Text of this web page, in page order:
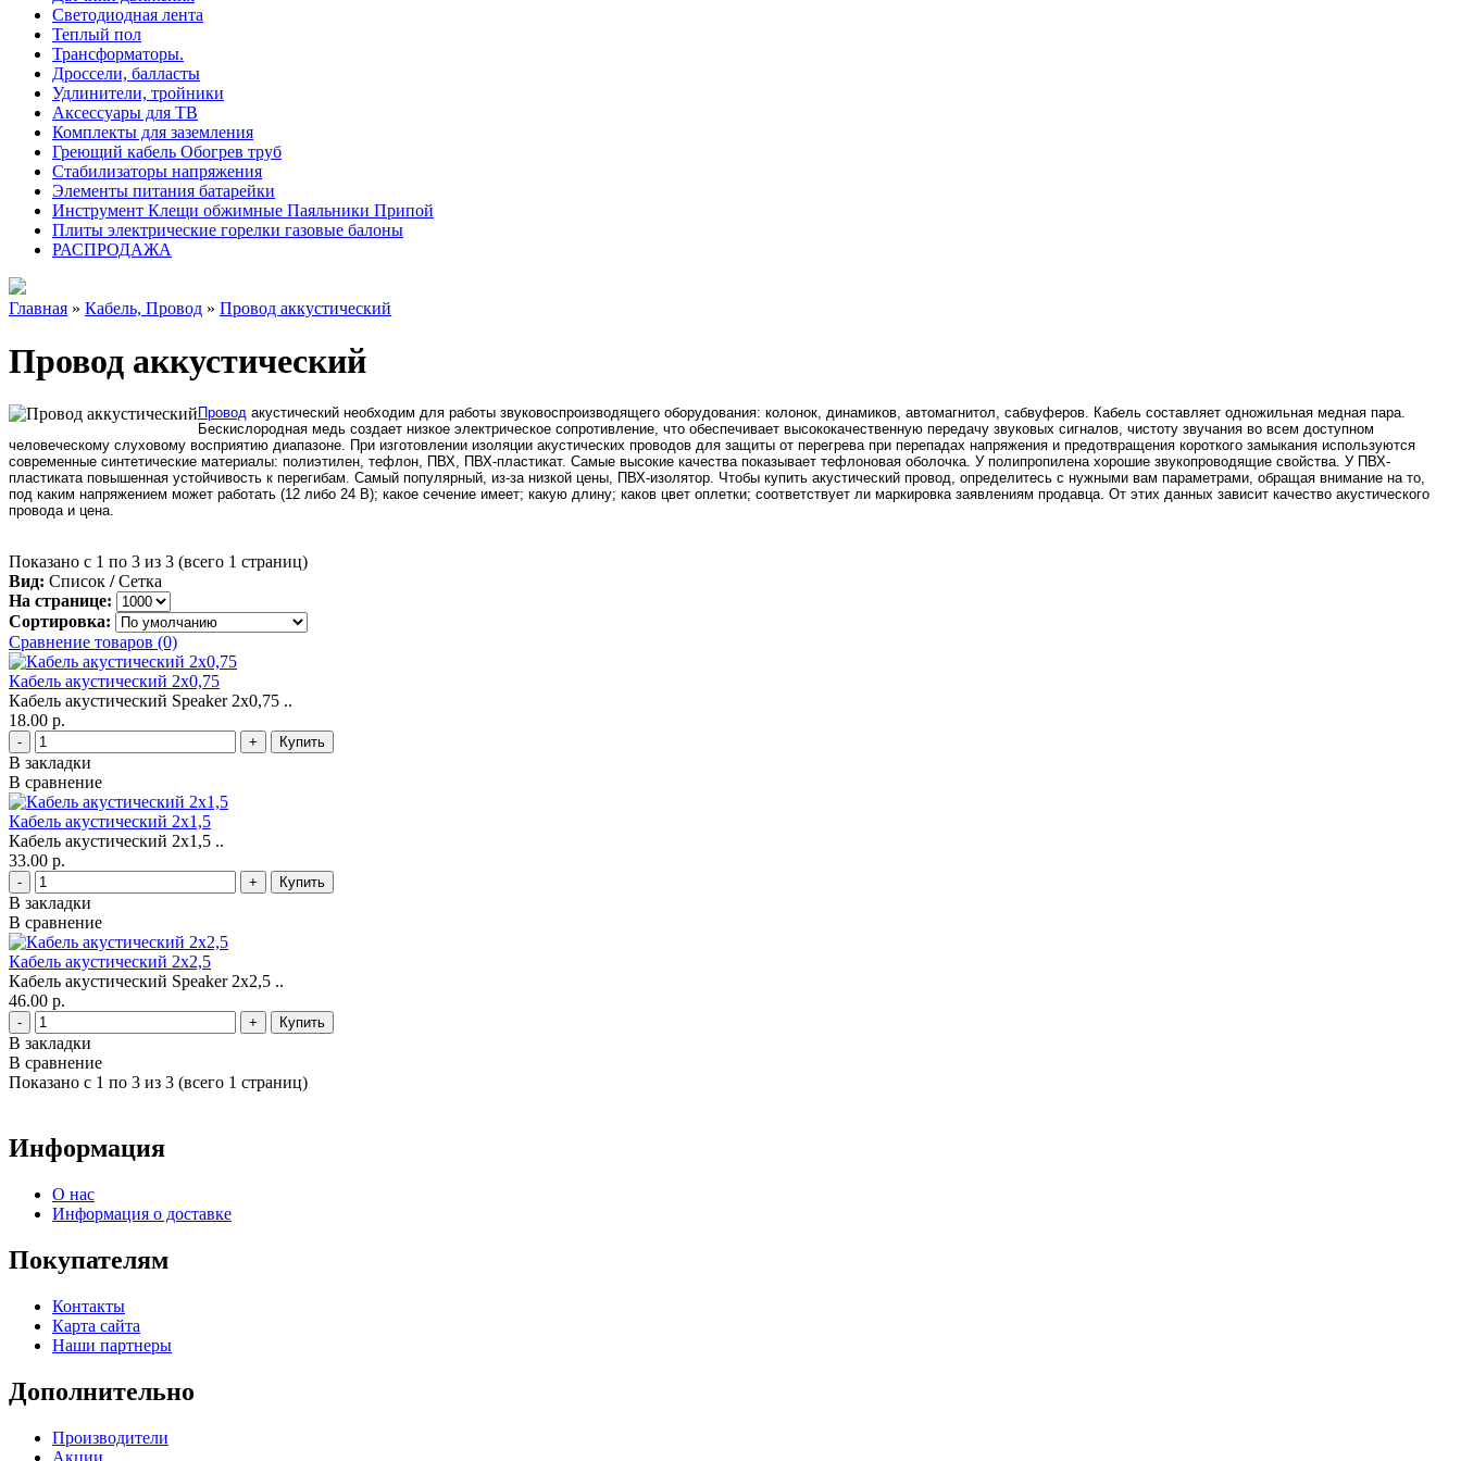
Светодиодная лента
Теплый пол
Трансформаторы.
Дроссели, балласты
Удлинители, тройники
Аксессуары для ТВ
Комплекты для заземления
Греющий кабель Обогрев труб
Стабилизаторы напряжения
Элементы питания батарейки
Инструмент Клещи обжимные Паяльники Припой
Плиты электрические горелки газовые балоны
РАСПРОДАЖА
Главная » Кабель, Провод » Провод аккустический
Провод аккустический
Провод акустический необходим для работы звуковоспроизводящего оборудования: колонок, динамиков, автомагнитол, сабвуферов. Кабель составляет одножильная медная пара.
Бескислородная медь создает низкое электрическое сопротивление, что обеспечивает высококачественную передачу звуковых сигналов, чистоту звучания во всем доступном
человеческому слуховому восприятию диапазоне. При изготовлении изоляции акустических проводов для защиты от перегрева при перепадах напряжения и предотвращения короткого замыкания используются
современные синтетические материалы: полиэтилен, тефлон, ПВХ, ПВХ-пластикат. Самые высокие качества показывает тефлоновая оболочка. У полипропилена хорошие звукопроводящие свойства. У ПВХ-
пластиката повышенная устойчивость к перегибам. Самый популярный, из-за низкой цены, ПВХ-изолятор. Чтобы купить акустический провод, определитесь с нужными вам параметрами, обращая внимание на то,
под каким напряжением может работать (12 либо 24 В); какое сечение имеет; какую длину; каков цвет оплетки; соответствует ли маркировка заявлениям продавца. От этих данных зависит качество акустического
провода и цена.
Показано с 1 по 3 из 3 (всего 1 страниц)
Вид: Список / Сетка
На странице:
Сортировка:
Сравнение товаров (0)
Кабель акустический 2х0,75
Кабель акустический Speaker 2х0,75 ..
18.00 р.
- +
В закладки
В сравнение
Кабель акустический 2х1,5
Кабель акустический 2х1,5 ..
33.00 р.
- +
В закладки
В сравнение
Кабель акустический 2х2,5
Кабель акустический Speaker 2х2,5 ..
46.00 р.
- +
В закладки
В сравнение
Показано с 1 по 3 из 3 (всего 1 страниц)
Информация
О нас
Информация о доставке
Покупателям
Контакты
Карта сайта
Наши партнеры
Дополнительно
Производители
Акции